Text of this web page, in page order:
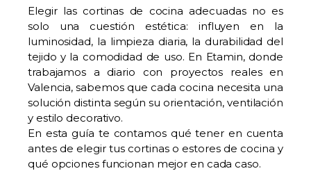
Elegir las cortinas de cocina adecuadas no es
solo una cuestión estética: influyen en la
luminosidad, la limpieza diaria, la durabilidad del
tejido y la comodidad de uso. En Etamin, donde
trabajamos a diario con proyectos reales en
Valencia, sabemos que cada cocina necesita una
solución distinta según su orientación, ventilación
y estilo decorativo.
En esta guía te contamos qué tener en cuenta
antes de elegir tus cortinas o estores de cocina y
qué opciones funcionan mejor en cada caso.